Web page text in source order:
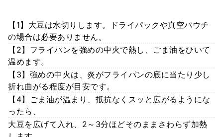
【1】大豆は水切りします。ドライパックや真空パウチ
の場合は必要ありません。
【2】フライパンを強めの中火で熱し、ごま油をひいて
温めます。
【3】強めの中火は、炎がフライパンの底に当たり少し
折れ曲がる程度が目安です。
【4】ごま油が温まり、抵抗なくスッと広がるようにな
ったら、
大豆を広げて入れ、2～3分ほどそのままさわらず加熱